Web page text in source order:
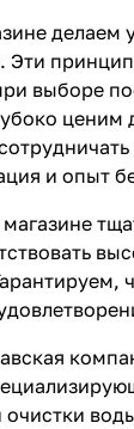
делаем
Эти
выборе
ценим
и опыт